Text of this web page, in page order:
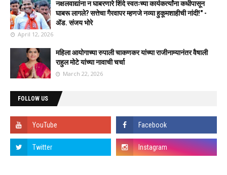
नक्षलवाद्यांना न घाबरणारे शिंदे स्वतःच्या कार्यकर्त्यांना कधीपासून
घाबरू लागले? सत्तेचा गैरवापर म्हणजे नव्या हुकूमशाहीची नांदी!" -
ॲड. संजय भोरे
April 12, 2026
महिला आयोगाच्या रुपाली चाकणकर यांच्या राजीनाम्यानंतर वैषाली
राहुल मोटे यांच्या नावाची चर्चा
March 22, 2026
FOLLOW US